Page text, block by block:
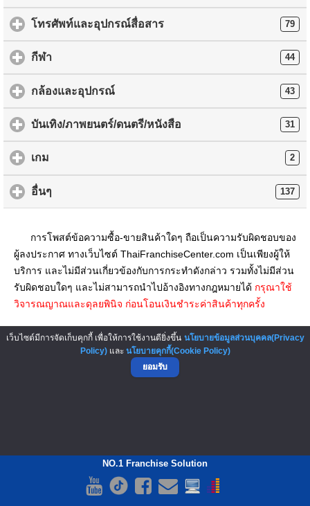
โทรศัพท์และอุปกรณ์สื่อสาร 79
กีฬา 44
กล้องและอุปกรณ์ 43
บันเทิง/ภาพยนตร์/ดนตรี/หนังสือ 31
เกม 2
อื่นๆ 137
การโพสต์ข้อความซื้อ-ขายสินค้าใดๆ ถือเป็นความรับผิดชอบของ
ผู้ลงประกาศ ทางเว็บไซต์ ThaiFranchiseCenter.com เป็นเพียงผู้ให้
บริการ และไม่มีส่วนเกี่ยวข้องกับการกระทำดังกล่าว รวมทั้งไม่มีส่วน
รับผิดชอบใดๆ และไม่สามารถนำไปอ้างอิงทางกฎหมายได้ กรุณาใช้
วิจารณญาณและดุลยพินิจ ก่อนโอนเงินชำระค่าสินค้าทุกครั้ง
▲ GO TO TOP
NO.1 Franchise Solution
เว็บไซต์มีการจัดเก็บคุกกี้ เพื่อให้การใช้งานดียิ่งขึ้น นโยบายข้อมูลส่วนบุคคล(Privacy
Policy)และ นโยบายคุกกี้(Cookie Policy)
ยอมรับ